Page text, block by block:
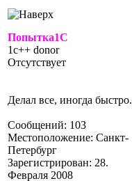
Попытка1С
1c++ donor
Отсутствует
Делал все, иногда быстро.
Сообщений: 103
Местоположение: Санкт-
Петербург
Зарегистрирован: 28.
Февраля 2008